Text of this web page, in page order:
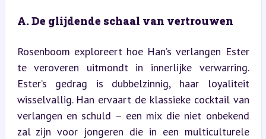
A. De glijdende schaal van vertrouwen
Rosenboom exploreert hoe Han’s verlangen Ester
te veroveren uitmondt in innerlijke verwarring.
Ester’s gedrag is dubbelzinnig, haar loyaliteit
wisselvallig. Han ervaart de klassieke cocktail van
verlangen en schuld – een mix die niet onbekend
zal zijn voor jongeren die in een multiculturele